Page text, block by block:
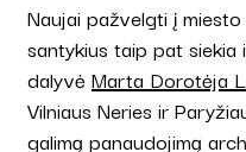
Naujai pažvelgti į
santykius taip pat
dalyvėMarta Dorotėja
Vilniaus Neries ir
galimą panaudojimą